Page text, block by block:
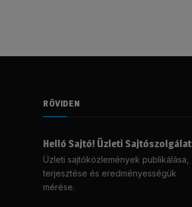
RÖVIDEN
Helló Sajtó! Üzleti Sajtószolgálat
Üzleti sajtóközlemények publikálása,
terjesztése és eredményességük
mérése.